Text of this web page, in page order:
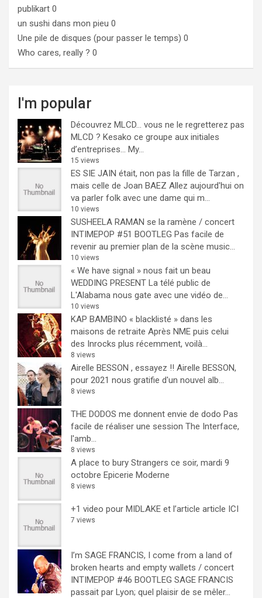
publikart 0
un sushi dans mon pieu 0
Une pile de disques (pour passer le temps) 0
Who cares, really ? 0
I'm popular
Découvrez MLCD… vous ne le regretterez pas
MLCD ? Kesako ce groupe aux initiales
d’entreprises… My...
15 views
ES SIE JAIN était, non pas la fille de Tarzan ,
mais celle de Joan BAEZ Allez aujourd'hui on
va parler folk avec une dame qui m...
10 views
SUSHEELA RAMAN se la ramène / concert
INTIMEPOP #51 BOOTLEG Pas facile de
revenir au premier plan de la scène music...
10 views
« We have signal » nous fait un beau
WEDDING PRESENT La télé public de
L'Alabama nous gate avec une vidéo de...
10 views
KAP BAMBINO « blacklisté » dans les
maisons de retraite Après NME puis celui
des Inrocks plus récemment, voilà...
8 views
Airelle BESSON , essayez !! Airelle BESSON,
pour 2021 nous gratifie d'un nouvel alb...
8 views
THE DODOS me donnent envie de dodo Pas
facile de réaliser une session The Interface,
l'amb...
8 views
A place to bury Strangers ce soir, mardi 9
octobre Epicerie Moderne
8 views
+1 video pour MIDLAKE et l’article article ICI
7 views
I’m SAGE FRANCIS, I come from a land of
broken hearts and empty wallets / concert
INTIMEPOP #46 BOOTLEG SAGE FRANCIS
passait par Lyon; quel plaisir de se mêler...